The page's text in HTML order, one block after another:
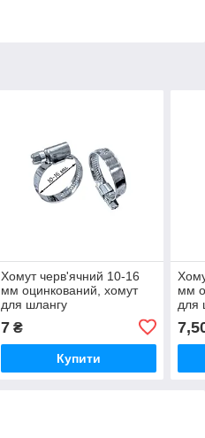
Хомут черв'ячний 10-16
мм оцинкований, хомут
для шлангу
7₴
Купити
мм
для